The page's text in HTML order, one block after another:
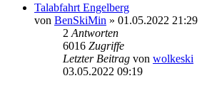
Talabfahrt Engelberg
von BenSkiMin » 01.05.2022 21:29
2 Antworten
6016 Zugriffe
Letzter Beitrag von wolkeski
03.05.2022 09:19